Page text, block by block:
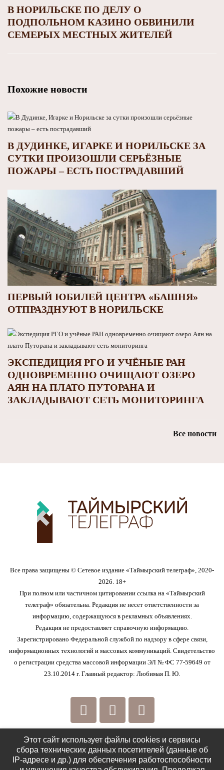
В НОРИЛЬСКЕ ПО ДЕЛУ О
ПОДПОЛЬНОМ КАЗИНО ОБВИНИЛИ
СЕМЕРЫХ МЕСТНЫХ ЖИТЕЛЕЙ
Похожие новости
В ДУДИНКЕ, ИГАРКЕ И НОРИЛЬСКЕ ЗА
СУТКИ ПРОИЗОШЛИ СЕРЬЁЗНЫЕ
ПОЖАРЫ – ЕСТЬ ПОСТРАДАВШИЙ
ПЕРВЫЙ ЮБИЛЕЙ ЦЕНТРА «БАШНЯ»
ОТПРАЗДНУЮТ В НОРИЛЬСКЕ
ЭКСПЕДИЦИЯ РГО И УЧЁНЫЕ РАН
ОДНОВРЕМЕННО ОЧИЩАЮТ ОЗЕРО
АЯН НА ПЛАТО ПУТОРАНА И
ЗАКЛАДЫВАЮТ СЕТЬ МОНИТОРИНГА
Все новости
Все права защищены © Сетевое издание «Таймырский телеграф», 2020-
2026. 18+
При полном или частичном цитировании ссылка на «Таймырский
телеграф» обязательна. Редакция не несет ответственности за
информацию, содержащуюся в рекламных объявлениях.
Редакция не предоставляет справочную информацию.
Зарегистрировано Федеральной службой по надзору в сфере связи,
информационных технологий и массовых коммуникаций. Свидетельство
о регистрации средства массовой информации ЭЛ № ФС 77-59649 от
23.10.2014 г. Главный редактор: Любимая П. Ю.
РЕДАКЦИЯ
КОНТАКТЫ
Этот сайт использует файлы cookies и сервисы
сбора технических данных посетителей (данные об
IP-адресе и др.) для обеспечения работоспособности